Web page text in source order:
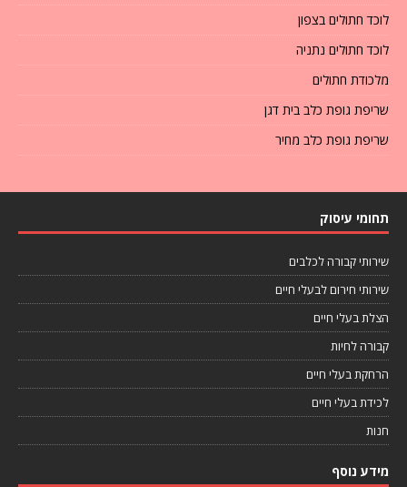
לוכד חתולים בצפון
לוכד חתולים נתניה
מלכודת חתולים
שריפת גופת כלב בית דגן
שריפת גופת כלב מחיר
תחומי עיסוק
שירותי קבורה לכלבים
שירותי חירום לבעלי חיים
הצלת בעלי חיים
קבורה לחיות
הרחקת בעלי חיים
לכידת בעלי חיים
חנות
מידע נוסף